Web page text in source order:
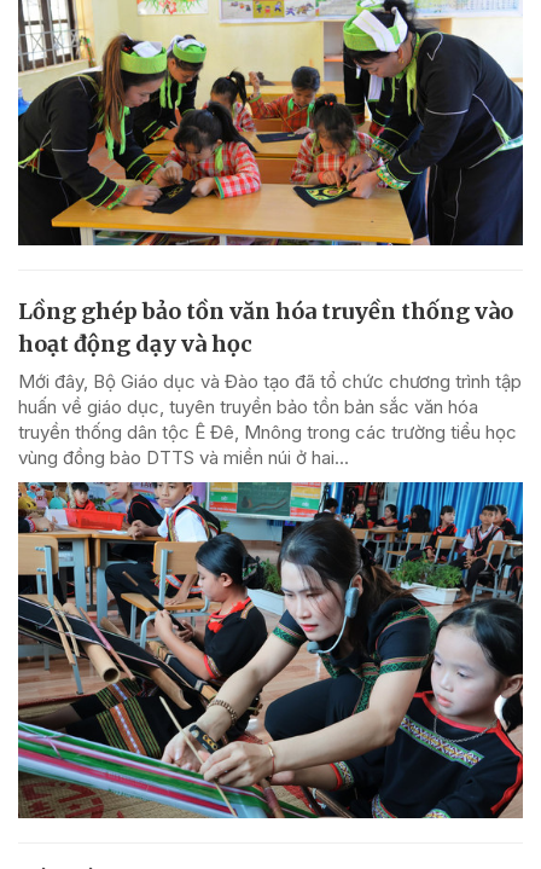
Lồng ghép bảo tồn văn hóa truyền thống vào
hoạt động dạy và học
Mới đây, Bộ Giáo dục và Đào tạo đã tổ chức chương trình tập
huấn về giáo dục, tuyên truyền bảo tồn bản sắc văn hóa
truyền thống dân tộc Ê Đê, Mnông trong các trường tiểu học
vùng đồng bào DTTS và miền núi ở hai...